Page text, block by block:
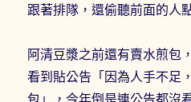
跟著排隊，還偷聽前面的人
阿清豆漿之前還有賣水煎包
看到貼公告「因為人手不足
包」，今年倒是連公告都沒